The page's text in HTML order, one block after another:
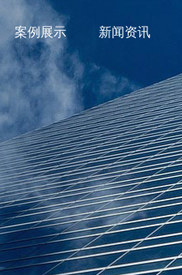
案例展示 新闻资讯